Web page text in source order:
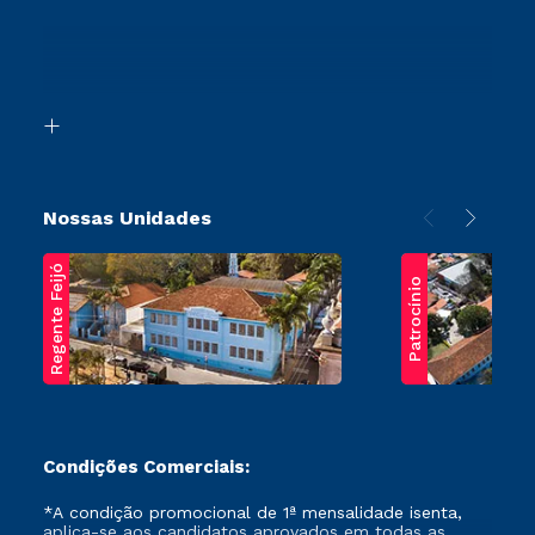
Transferência
Nossas Unidades
Regente Feijó Patrocínio
Condições Comerciais:
*A condição promocional de 1ª mensalidade isenta,